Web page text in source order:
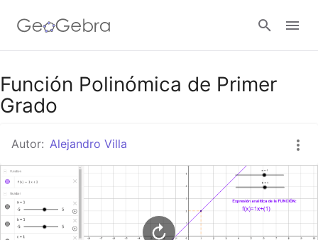
Google Classroom
Función Polinómica de Primer
Grado
Autor: Alejandro Villa